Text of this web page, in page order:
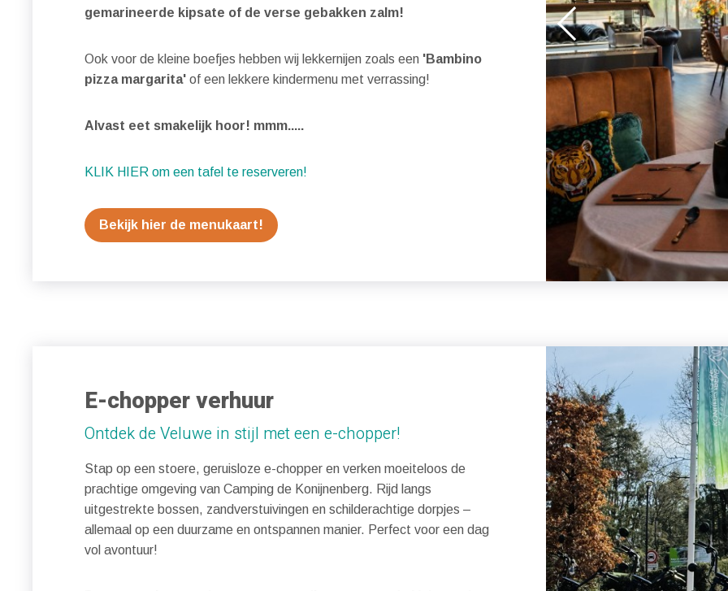
gemarineerde kipsate of de verse gebakken zalm!
Ook voor de kleine boefjes hebben wij lekkernijen zoals een 'Bambino
pizza margarita' of een lekkere kindermenu met verrassing!
Alvast eet smakelijk hoor! mmm.....
KLIK HIER om een tafel te reserveren!
Bekijk hier de menukaart!
E-chopper verhuur
Ontdek de Veluwe in stijl met een e-chopper!
Stap op een stoere, geruisloze e-chopper en verken moeiteloos de
prachtige omgeving van Camping de Konijnenberg. Rijd langs
uitgestrekte bossen, zandverstuivingen en schilderachtige dorpjes –
allemaal op een duurzame en ontspannen manier. Perfect voor een dag
vol avontuur!